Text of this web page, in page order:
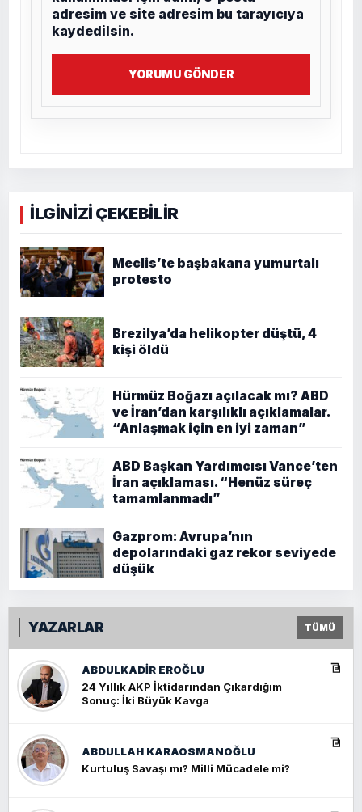
adresim ve site adresim bu tarayıcıya
kaydedilsin.
YORUMU GÖNDER
İLGİNİZİ ÇEKEBİLİR
Meclis’te başbakana yumurtalı
protesto
Brezilya’da helikopter düştü, 4
kişi öldü
Hürmüz Boğazı açılacak mı? ABD
ve İran’dan karşılıklı açıklamalar.
“Anlaşmak için en iyi zaman”
ABD Başkan Yardımcısı Vance’ten
İran açıklaması. “Henüz süreç
tamamlanmadı”
Gazprom: Avrupa’nın
depolarındaki gaz rekor seviyede
düşük
YAZARLAR TÜMÜ
ABDULKADIR EROĞLU
24 Yıllık AKP İktidarından Çıkardığım
Sonuç: İki Büyük Kavga
ABDULLAH KARAOSMANOĞLU
Kurtuluş Savaşı mı? Milli Mücadele mi?